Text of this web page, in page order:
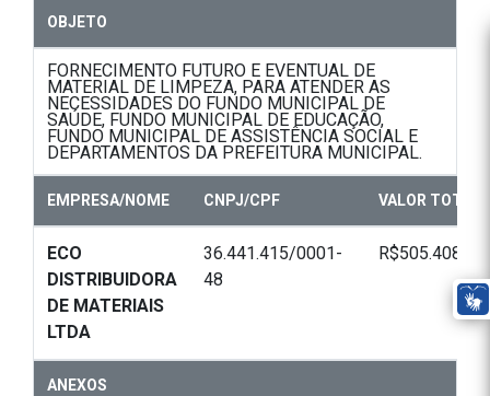
OBJETO
FORNECIMENTO FUTURO E EVENTUAL DE
MATERIAL DE LIMPEZA, PARA ATENDER AS
NECESSIDADES DO FUNDO MUNICIPAL DE
SAÚDE, FUNDO MUNICIPAL DE EDUCAÇÃO,
FUNDO MUNICIPAL DE ASSISTÊNCIA SOCIAL E
DEPARTAMENTOS DA PREFEITURA MUNICIPAL.
EMPRESA/NOME CNPJ/CPF VALOR TOTAL
ECO
DISTRIBUIDORA
DE MATERIAIS
LTDA
36.441.415/0001-
48
R$505.408,20
ANEXOS